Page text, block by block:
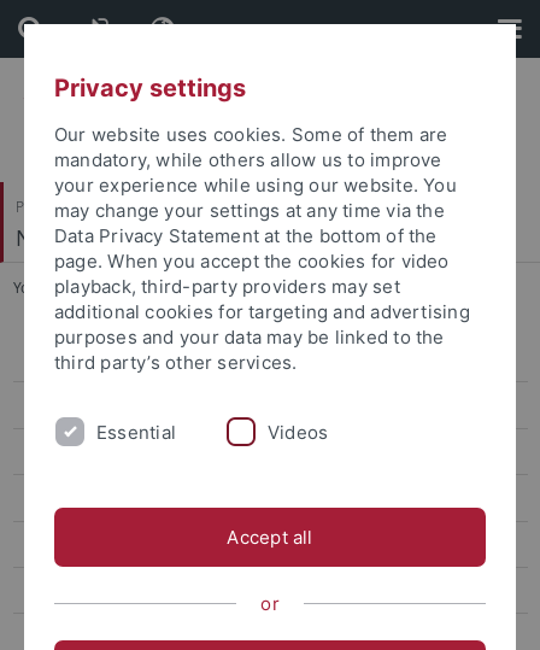
Skip
to
content
Skip
to
footer
Philosophische Fakultät
Neuere Geschichte
You are here: Startseite ... Tagungen
Dr. Christine Absmeier
Louis-David Finkeldei
Prof. Dr. Lutum-Lenger
Privacy settings
Our website uses cookies. Some of them are
mandatory, while others allow us to improve
your experience while using our website. You
may change your settings at any time via the
Data Privacy Statement at the bottom of the
page. When you accept the cookies for video
playback, third-party providers may set
additional cookies for targeting and advertising
purposes and your data may be linked to the
third party’s other services.
Essential Videos
Accept all
or